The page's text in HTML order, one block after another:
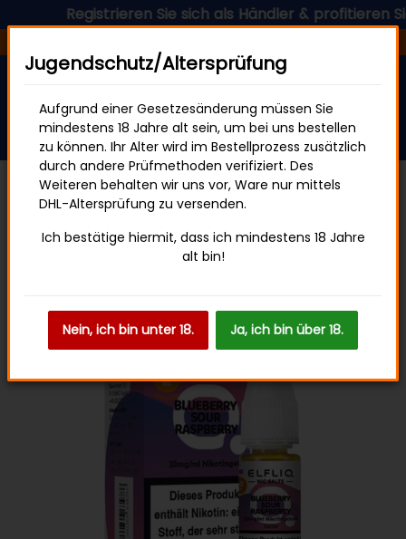
Registrieren Sie sich als Händler & profitieren Sie
ELFBAR Elfliq 10mg
Jugendschutz/Altersprüfung
Aufgrund einer Gesetzesänderung müssen Sie
mindestens 18 Jahre alt sein, um bei uns bestellen
zu können. Ihr Alter wird im Bestellprozess zusätzlich
durch andere Prüfmethoden verifiziert. Des
Weiteren behalten wir uns vor, Ware nur mittels
DHL-Altersprüfung zu versenden.
Ich bestätige hiermit, dass ich mindestens 18 Jahre
alt bin!
Nein, ich bin unter 18. Ja, ich bin über 18.